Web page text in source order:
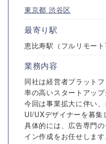
東京都 渋谷区
最寄り駅
恵比寿駅（フルリモート
業務内容
同社は経営者プラット
率の高いスタートアップ
今回は事業拡大に伴い
UI/UXデザイナーを募集
具体的には、広告専門
イン作成をお任せします